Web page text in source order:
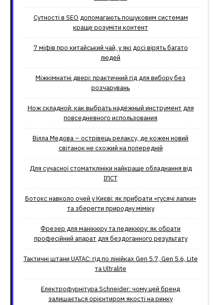
Сутності в SEO допомагають пошуковим системам
краще розуміти контент
7 міфів про китайський чай, у які досі вірять багато
людей
Міжкімнатні двері: практичний гід для вибору без
розчарувань
Нож складной: как выбрать надёжный инструмент для
повседневного использования
Вілла Медова – острівець релаксу, де кожен новий
світанок не схожий на попередній
Для сучасної стоматклініки найкраще обладнання від
ІПСТ
Ботокс навколо очей у Києві: як прибрати «гусячі лапки»
та зберегти природну міміку
Фрезер для манікюру та педикюру: як обрати
професійний апарат для бездоганного результату
Тактичні штани UATAC: гід по лінійках Gen 5.7, Gen 5.6, Lite
та Ultralite
Електрофурнітура Schneider: чому цей бренд
залишається орієнтиром якості на ринку